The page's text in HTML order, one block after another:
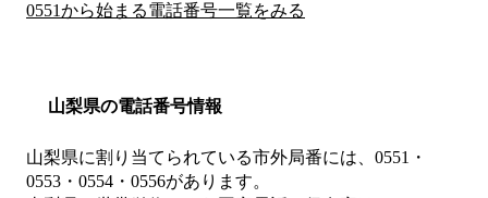
0551から始まる電話番号一覧をみる
山梨県の電話番号情報
山梨県に割り当てられている市外局番には、0551・
0553・0554・0556があります。